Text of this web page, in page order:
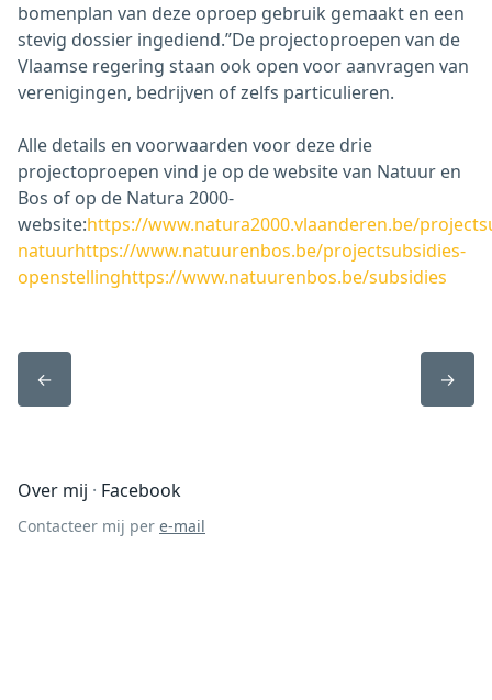
bomenplan van deze oproep gebruik gemaakt en een
stevig dossier ingediend.”De projectoproepen van de
Vlaamse regering staan ook open voor aanvragen van
verenigingen, bedrijven of zelfs particulieren.
Alle details en voorwaarden voor deze drie
projectoproepen vind je op de website van Natuur en
Bos of op de Natura 2000-
website:https://www.natura2000.vlaanderen.be/
natuurhttps://www.natuurenbos.be/projectsubsidies-
openstellinghttps://www.natuurenbos.be/subsidies
← →
Over mij Facebook
Contacteer mij per e-mail